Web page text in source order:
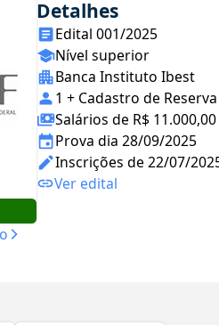
Detalhes
Edital 001/2025
Nível superior
Banca Instituto Ibest
1 + Cadastro de
Salários de R$ 11.000,00
Prova dia 28/09/2025
Inscrições de 22/07/
Ver edital